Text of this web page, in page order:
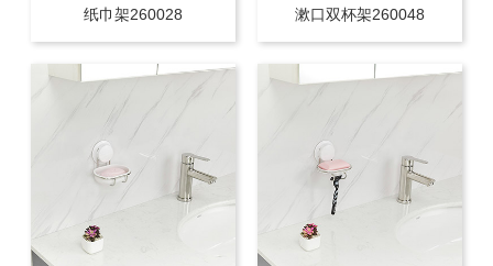
纸巾架260028 漱口双杯架260048